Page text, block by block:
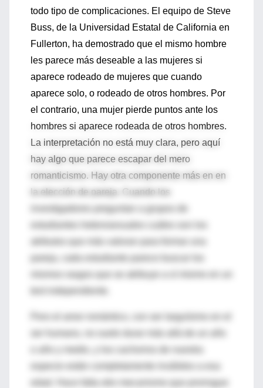
todo tipo de complicaciones. El equipo de Steve
Buss, de la Universidad Estatal de California en
Fullerton, ha demostrado que el mismo hombre
les parece más deseable a las mujeres si
aparece rodeado de mujeres que cuando
aparece solo, o rodeado de otros hombres. Por
el contrario, una mujer pierde puntos ante los
hombres si aparece rodeada de otros hombres.
La interpretación no está muy clara, pero aquí
hay algo que parece escapar del mero
romanticismo. Hay otra componente más en en
la elección de pareja. Cuando los
investigadores preguntan a grupos de
mismos rasgos que se atribuye a sí mismo en un
test independiente.
Pero el amor romántico, con ser larguísimo en el
edad. Hace falta otro mecanismo que prorrogue